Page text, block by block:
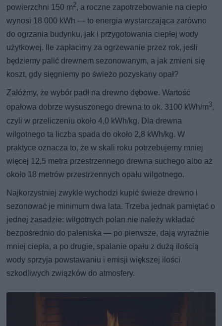
powierzchni 150 m2, a roczne zapotrzebowanie na ciepło
wynosi 18 000 kWh — to energia wystarczająca zarówno
do ogrzania budynku, jak i przygotowania ciepłej wody
użytkowej. Ile zapłacimy za ogrzewanie przez rok, jeśli
będziemy palić drewnem sezonowanym, a jak zmieni się
koszt, gdy sięgniemy po świeżo pozyskany opał?
Załóżmy, że wybór padł na drewno dębowe. Wartość
opałowa dobrze wysuszonego drewna to ok. 3100 kWh/m3,
czyli w przeliczeniu około 4,0 kWh/kg. Dla drewna
wilgotnego ta liczba spada do około 2,8 kWh/kg. W
praktyce oznacza to, że w skali roku potrzebujemy mniej
więcej 12,5 metra przestrzennego drewna suchego albo aż
około 18 metrów przestrzennych opału wilgotnego.
Najkorzystniej zwykle wychodzi kupić świeże drewno i
sezonować je minimum dwa lata. Trzeba jednak pamiętać o
jednej zasadzie: wilgotnych polan nie należy wkładać
bezpośrednio do paleniska — po pierwsze, dają wyraźnie
mniej ciepła, a po drugie, spalanie opału z dużą ilością
wody sprzyja powstawaniu i emisji większej ilości
szkodliwych związków do atmosfery.